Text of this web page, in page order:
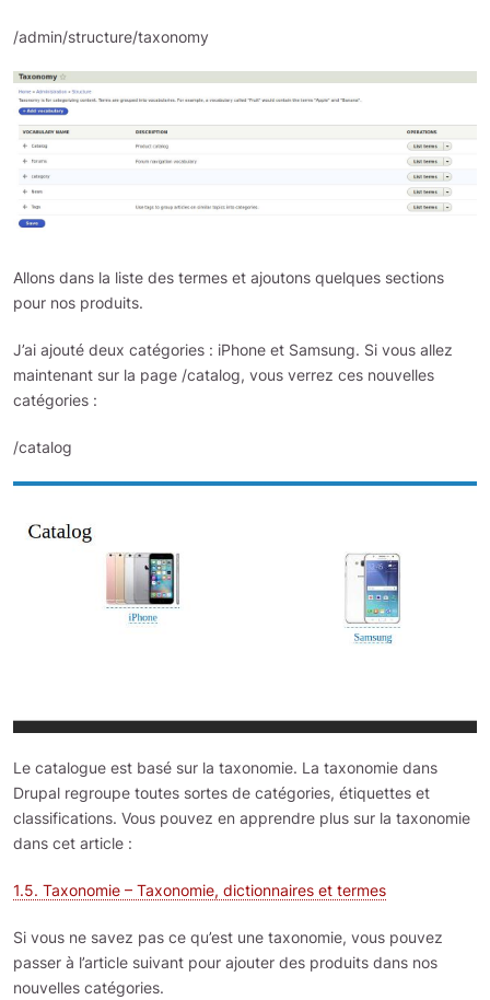
/admin/structure/taxonomy
Allons dans la liste des termes et ajoutons quelques sections
pour nos produits.
J’ai ajouté deux catégories : iPhone et Samsung. Si vous allez
maintenant sur la page /catalog, vous verrez ces nouvelles
catégories :
/catalog
Le catalogue est basé sur la taxonomie. La taxonomie dans
Drupal regroupe toutes sortes de catégories, étiquettes et
classifications. Vous pouvez en apprendre plus sur la taxonomie
dans cet article :
1.5. Taxonomie – Taxonomie, dictionnaires et termes
Si vous ne savez pas ce qu’est une taxonomie, vous pouvez
passer à l’article suivant pour ajouter des produits dans nos
nouvelles catégories.